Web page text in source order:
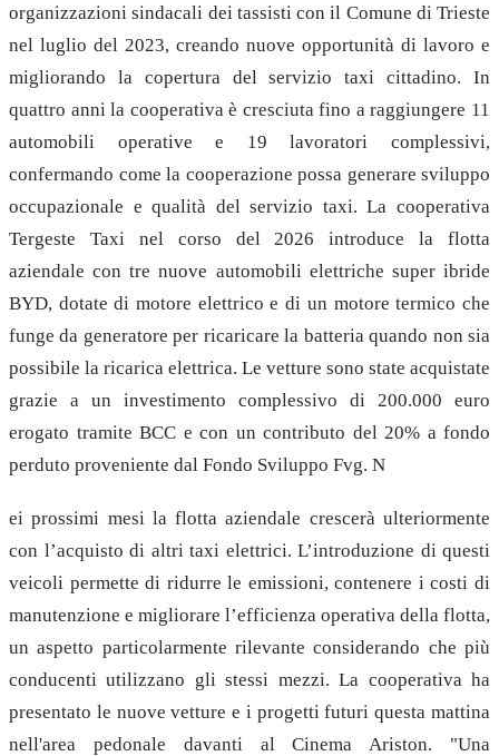
organizzazioni sindacali dei tassisti con il Comune di Trieste
nel luglio del 2023, creando nuove opportunità di lavoro e
migliorando la copertura del servizio taxi cittadino. In
quattro anni la cooperativa è cresciuta fino a raggiungere 11
automobili operative e 19 lavoratori complessivi,
confermando come la cooperazione possa generare sviluppo
occupazionale e qualità del servizio taxi. La cooperativa
Tergeste Taxi nel corso del 2026 introduce la flotta
aziendale con tre nuove automobili elettriche super ibride
BYD, dotate di motore elettrico e di un motore termico che
funge da generatore per ricaricare la batteria quando non sia
possibile la ricarica elettrica. Le vetture sono state acquistate
grazie a un investimento complessivo di 200.000 euro
erogato tramite BCC e con un contributo del 20% a fondo
perduto proveniente dal Fondo Sviluppo Fvg. N
ei prossimi mesi la flotta aziendale crescerà ulteriormente
con l’acquisto di altri taxi elettrici. L’introduzione di questi
veicoli permette di ridurre le emissioni, contenere i costi di
manutenzione e migliorare l’efficienza operativa della flotta,
un aspetto particolarmente rilevante considerando che più
conducenti utilizzano gli stessi mezzi. La cooperativa ha
presentato le nuove vetture e i progetti futuri questa mattina
nell'area pedonale davanti al Cinema Ariston. "Una